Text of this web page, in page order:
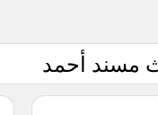
مسند أحمد